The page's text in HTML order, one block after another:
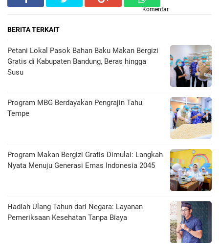
Komentar
BERITA TERKAIT
Petani Lokal Pasok Bahan Baku Makan Bergizi
Gratis di Kabupaten Bandung, Beras hingga
Susu
Program MBG Berdayakan Pengrajin Tahu
Tempe
Program Makan Bergizi Gratis Dimulai: Langkah
Nyata Menuju Generasi Emas Indonesia 2045
Hadiah Ulang Tahun dari Negara: Layanan
Pemeriksaan Kesehatan Tanpa Biaya